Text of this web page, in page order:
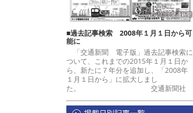
■過去記事検索 2008年１月１日から可
能に
「交通新聞 電子版」過去記事検索に
ついて、これまでの2015年１月１日か
ら、新たに７年分を追加し、「2008年
１月１日から」に拡大しまし
た。 交通新聞社